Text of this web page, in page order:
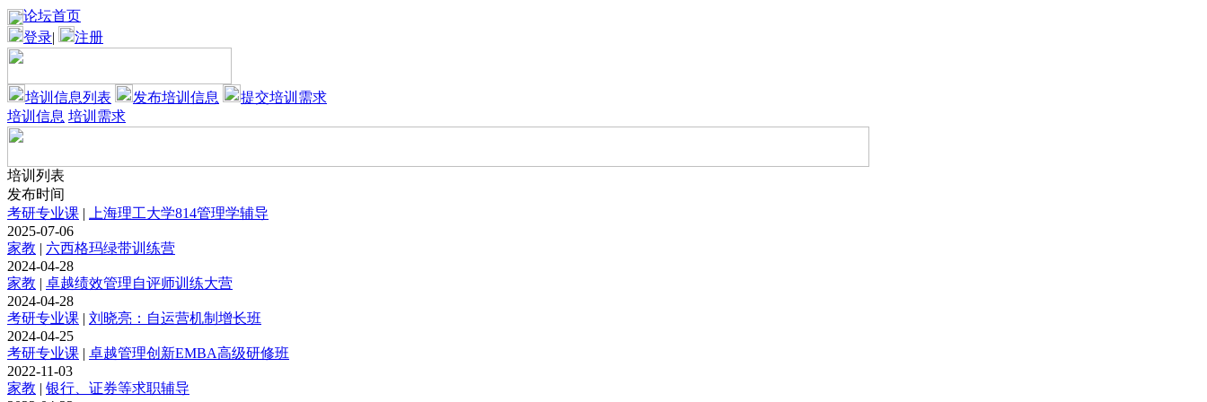
论坛首页
登录| 注册
培训信息列表 发布培训信息
提交培训需求
培训信息 培训需求
培训列表
发布时间
考研专业课 |
上海理工大学814管理学辅导
2025-07-06
家教 | 六西格玛绿带训练营
2024-04-28
家教 | 卓越绩效管理自评师训练大营
2024-04-28
考研专业课 | 刘晓亮：自运营机制增长班
2024-04-25
考研专业课 | 卓越管理创新EMBA高级研修班
2022-11-03
家教 | 银行、证券等求职辅导